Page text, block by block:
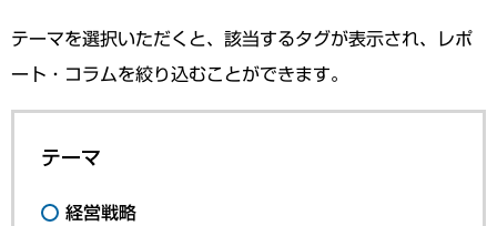
テーマを選択いただくと、該当するタグが表示され、レポ
ート・コラムを絞り込むことができます。
テーマ
経営戦略